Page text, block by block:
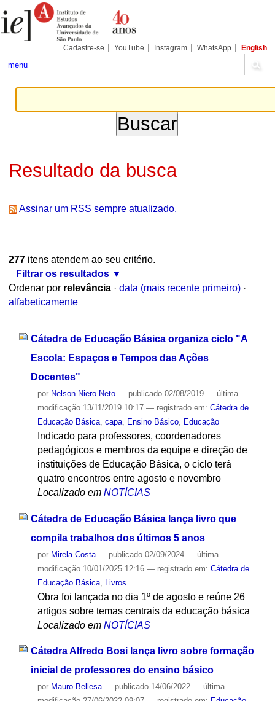
para
conteúdo.
Pessoais
Cadastre-se YouTube Instagram WhatsApp English
menu
Resultado da busca
Assinar um RSS sempre atualizado.
277itens atendem ao seu critério.
Filtrar os resultados
Ordenar por relevância · data (mais recente primeiro) ·
alfabeticamente
Cátedra de Educação Básica organiza ciclo "A
Escola: Espaços e Tempos das Ações
Docentes"
por Nelson Niero Neto — publicado02/08/2019 — última
modificação13/11/2019 10:17 — registrado em: Cátedra de
Educação Básica, capa, Ensino Básico, Educação
Indicado para professores, coordenadores
pedagógicos e membros da equipe e direção de
instituições de Educação Básica, o ciclo terá
quatro encontros entre agosto e novembro
Localizado em NOTÍCIAS
Cátedra de Educação Básica lança livro que
compila trabalhos dos últimos 5 anos
por Mirela Costa — publicado02/09/2024 — última
modificação10/01/2025 12:16 — registrado em: Cátedra de
Educação Básica, Livros
Obra foi lançada no dia 1º de agosto e reúne 26
artigos sobre temas centrais da educação básica
Localizado em NOTÍCIAS
Cátedra Alfredo Bosi lança livro sobre formação
inicial de professores do ensino básico
por Mauro Bellesa — publicado14/06/2022 — última